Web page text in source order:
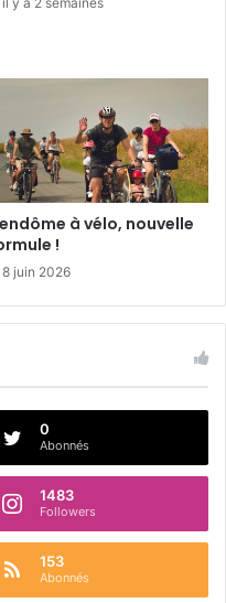
à vélo, nouvelle
!
8 juin 2026
0
Abonnés
1483
Followers
153
Abonnés